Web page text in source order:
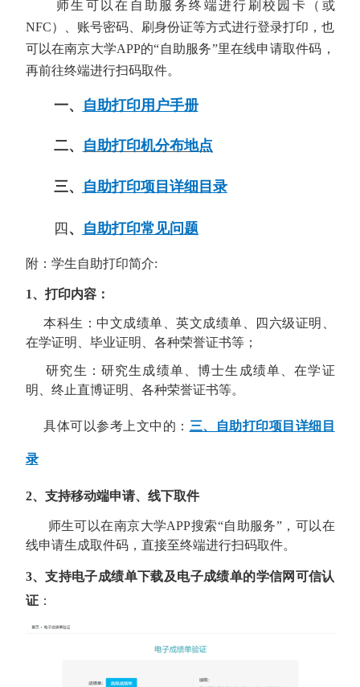
师生可以在自助服务终端进行刷校园卡（或
NFC）、账号密码、刷身份证等方式进行登录打印，也
可以在南京大学APP的“自助服务”里在线申请取件码，
再前往终端进行扫码取件。
一、 自助打印用户手册
二、 自助打印机分布地点
三、 自助打印项目详细目录
四 、 自助打印常见问题
附：学生自助打印简介:
1、打印内容：
本科生：中文成绩单、英文成绩单、四六级证明、
在学证明、毕业证明、各种荣誉证书等；
研究生：研究生成绩单、博士生成绩单、在学证
明、终止直博证明、各种荣誉证书等。
具体可以参考上文中的： 三、自助打印项目详细目
录
2、 支持移动端申请、线下取件
师生可以在南京大学APP搜索“自助服务”，可以在
线申请生成取件码，直接至终端进行扫码取件。
3、支持电子成绩单下载及电子成绩单的学信网可信认
证：